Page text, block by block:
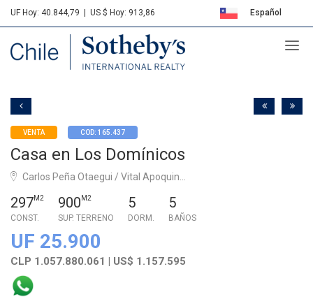
UF Hoy: 40.844,79 US $ Hoy: 913,86 Español
Sotheby's
VENTA COD: 165.437
Casa en Los Domínicos
Carlos Peña Otaegui / Vital Apoquin...
297M2
CONST.
900 M2
SUP. TERRENO
5
DORM.
5
BAÑOS
UF 25.900
CLP 1.057.880.061 | US$ 1.157.595